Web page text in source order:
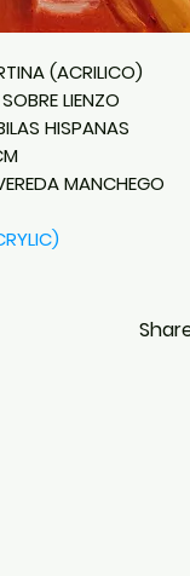
(ACRILICO)
LIENZO
HISPANAS
MANCHEGO